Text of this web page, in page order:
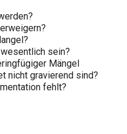
sein?
Mängel
nicht gravierend sind?
fehlt?